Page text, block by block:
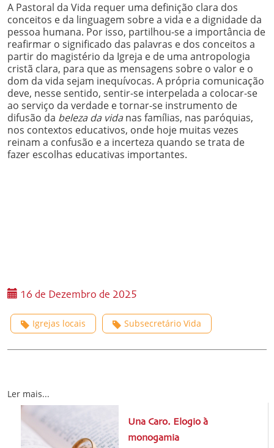
A Pastoral da Vida requer uma definição clara dos
conceitos e da linguagem sobre a vida e a dignidade da
pessoa humana. Por isso, partilhou-se a importância de
reafirmar o significado das palavras e dos conceitos a
partir do magistério da Igreja e de uma antropologia
cristã clara, para que as mensagens sobre o valor e o
dom da vida sejam inequívocas. A própria comunicação
deve, nesse sentido, sentir-se interpelada a colocar-se
ao serviço da verdade e tornar-se instrumento de
difusão da beleza da vidanas famílias, nas paróquias,
nos contextos educativos, onde hoje muitas vezes
reinam a confusão e a incerteza quando se trata de
fazer escolhas educativas importantes.
16 de Dezembro de 2025
Igrejas locais Subsecretário Vida
Ler mais...
Una Caro. Elogio à
monogamia